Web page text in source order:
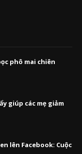
phô mai chiên
giúp các mẹ giảm
lên Facebook: Cuộc